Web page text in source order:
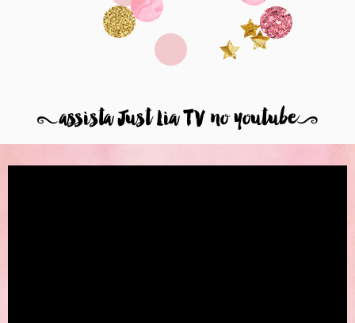
8assista Just Lia TV no youtube9